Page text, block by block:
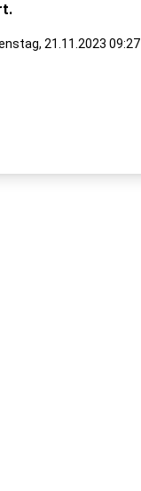
21.11.2023 09:27